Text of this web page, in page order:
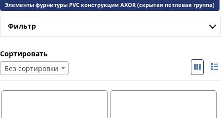
Элементы фурнитуры PVC конструкции AXOR (скрытая петлевая группа)
Фильтр
Сортировать
Без сортировки